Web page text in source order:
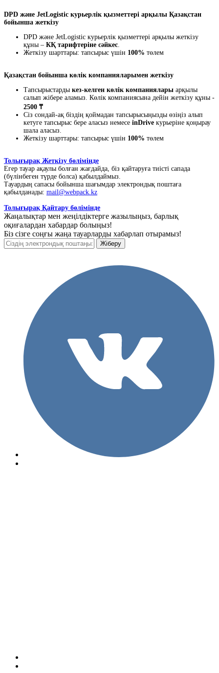
DPD және JetLogistic курьерлік қызметтері арқылы Қазақстан
бойынша жеткізу
DPD және JetLogistic курьерлік қызметтері арқылы жеткізу
құны – КҚ тарифтеріне сәйкес.
Жеткізу шарттары: тапсырыс үшін 100% төлем
Қазақстан бойынша көлік компанияларымен жеткізу
Тапсырыстарды кез-келген көлік компаниялары арқылы
салып жібере аламыз. Көлік компаниясына дейін жеткізу құны -
2500 ₸
Сіз сондай-ақ біздің қоймадан тапсырысыңызды өзіңіз алып
кетуге тапсырыс бере аласыз немесе inDrive курьеріне қоңырау
шала аласыз.
Жеткізу шарттары: тапсырыс үшін 100% төлем
Толығырақ Жеткізу бөлімінде
Егер тауар ақаулы болған жағдайда, біз қайтаруға тиісті сапада
(бүлінбеген түрде болса) қабылдаймыз.
Тауардың сапасы бойынша шағымдар электрондық поштаға
қабылданады: mail@webpack.kz
Толығырақ Қайтару бөлімінде
Жаңалықтар мен жеңілдіктерге жазылыңыз, барлық
оқиғалардан хабардар болыңыз!
Біз сізге соңғы жаңа тауарларды хабарлап отырамыз!